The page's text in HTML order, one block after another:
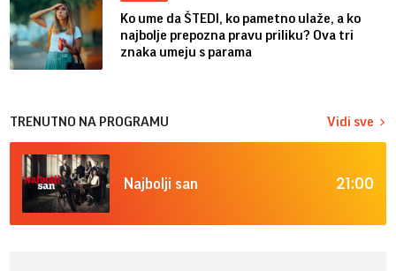
Ko ume da ŠTEDI, ko pametno ulaže, a ko
najbolje prepozna pravu priliku? Ova tri
znaka umeju s parama
TRENUTNO NA PROGRAMU Vidi sve
Najbolji san 21:00